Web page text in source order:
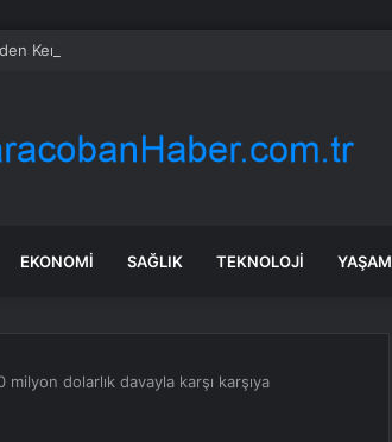
Kemer Liman Caddesi’nde çalışma
EKONOMI SAĞLIK TEKNOLOJI YAŞAM
milyon dolarlık davayla karşı karşıya